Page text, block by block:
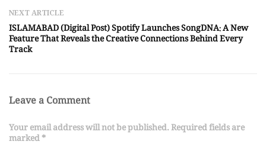
NEXT ARTICLE
ISLAMABAD (Digital Post) Spotify Launches SongDNA: A New
Feature That Reveals the Creative Connections Behind Every
Track
Leave a Comment
Your email address will not be published. Required fields are
marked *